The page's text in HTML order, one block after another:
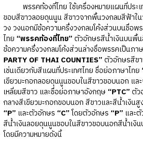
พรรคท้องที่ไทย ใช้เครื่องหมายแผนที่ประเ
ขอบสีขาวลอยดุนนูน สีขาวจากพื้นวงกลมสีฟ้าใ
วง วงนอกมีข้อความครึ่งวงกลมโค้งส่วนบนชื่อพ
ไทย “พรรคท้องที่ไทย” ตัวอักษรสีน้ำเงินบนพื้น
ข้อความครึ่งวงกลมโค้งส่วนล่างชื่อพรรคเป็นภ
PARTY OF THAI COUNTIES” ตัวอักษรสีข
เช่นเดียวกับสีแผนที่ประเทศไทย ชื่อย่อภาษาไทย
เขียวมะกอกลอยดุนนูนขอบในสีขาวขอบนอก แล
เหลี่ยมสีขาว และชื่อย่อภาษาอังกฤษ “PTC” ตัว
กลางสีเขียวมะกอกขอบนอก สีขาวและสีน้ำเงิน
“P” และตัวอักษร “C”โดยตัวอักษร “P” และ
สีน้ำเงินลอยดุนนูนขอบในสีขาวขอบนอกสีน้ำเงิ
โดยมีความหมายดังนี้